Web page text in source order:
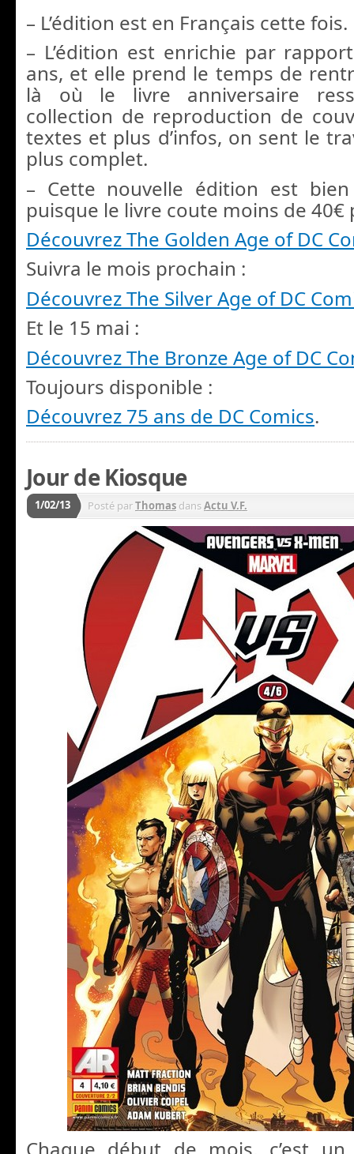
– L’édition est en Français cette fois.
– L’édition est enrichie par
ans, et elle prend le temps de
là où le livre anniversaire
collection de reproduction de
textes et plus d’infos, on sent le
plus complet.
– Cette nouvelle édition est
puisque le livre coute moins de 40€
Découvrez The Golden Age of DC
Suivra le mois prochain :
Découvrez The Silver Age of DC
Et le 15 mai :
Découvrez The Bronze Age of DC
Toujours disponible :
Découvrez 75 ans de DC Comics.
Jour de Kiosque
1/02/13 Posté parThomas dansActu V.F.